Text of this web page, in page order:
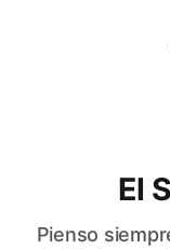
El
Pienso